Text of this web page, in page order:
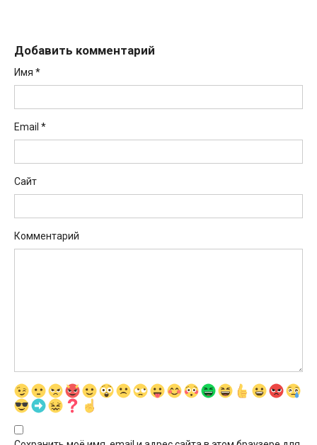
Добавить комментарий
Имя *
Email *
Сайт
Комментарий